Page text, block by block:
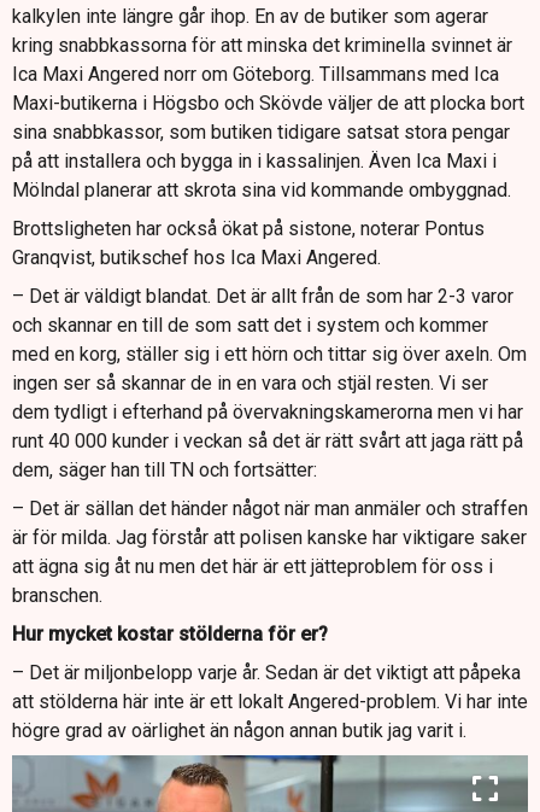
kalkylen inte längre går ihop. En av de butiker som agerar
kring snabbkassorna för att minska det kriminella svinnet är
Ica Maxi Angered norr om Göteborg. Tillsammans med Ica
Maxi-butikerna i Högsbo och Skövde väljer de att plocka bort
sina snabbkassor, som butiken tidigare satsat stora pengar
på att installera och bygga in i kassalinjen. Även Ica Maxi i
Mölndal planerar att skrota sina vid kommande ombyggnad.
Brottsligheten har också ökat på sistone, noterar Pontus
Granqvist, butikschef hos Ica Maxi Angered.
– Det är väldigt blandat. Det är allt från de som har 2-3 varor
och skannar en till de som satt det i system och kommer
med en korg, ställer sig i ett hörn och tittar sig över axeln. Om
ingen ser så skannar de in en vara och stjäl resten. Vi ser
dem tydligt i efterhand på övervakningskamerorna men vi har
runt 40 000 kunder i veckan så det är rätt svårt att jaga rätt på
dem, säger han till TN och fortsätter:
– Det är sällan det händer något när man anmäler och straffen
är för milda. Jag förstår att polisen kanske har viktigare saker
att ägna sig åt nu men det här är ett jätteproblem för oss i
branschen.
Hur mycket kostar stölderna för er?
– Det är miljonbelopp varje år. Sedan är det viktigt att påpeka
att stölderna här inte är ett lokalt Angered-problem. Vi har inte
högre grad av oärlighet än någon annan butik jag varit i.